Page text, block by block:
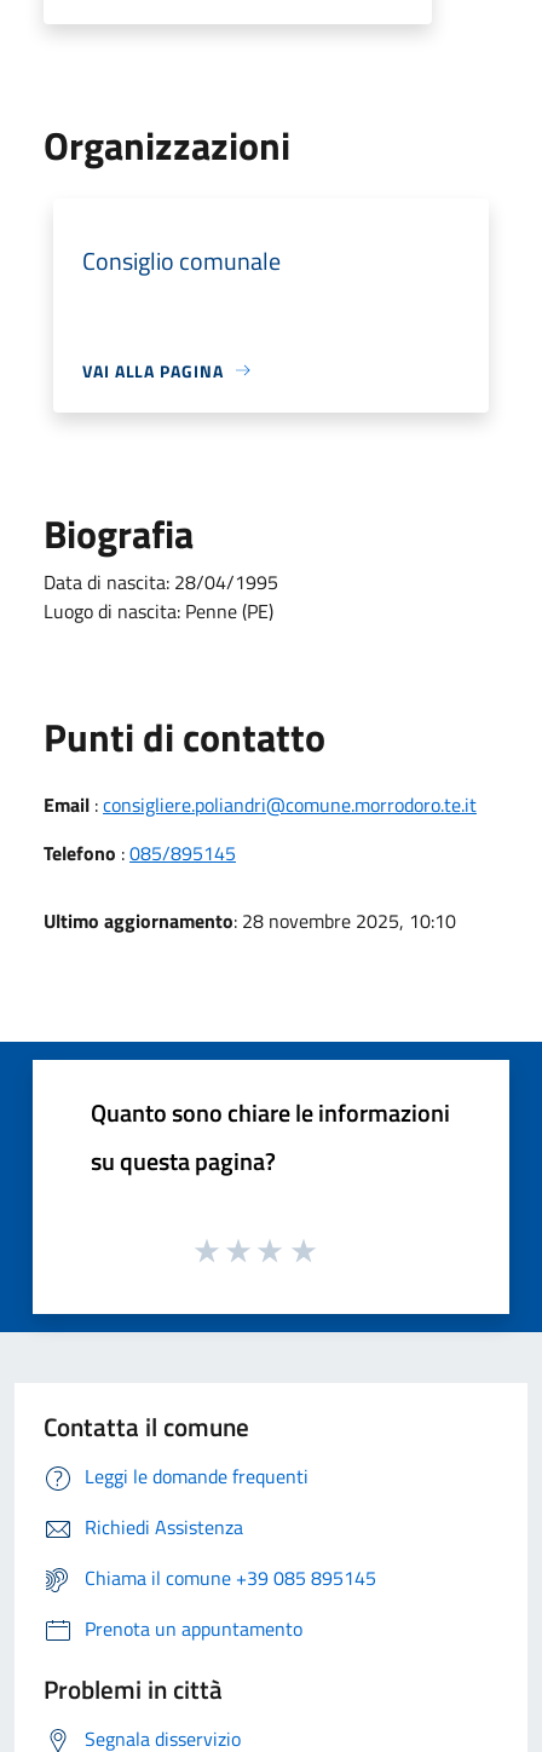
Organizzazioni
Consiglio comunale
VAI ALLA PAGINA
Biografia
Data di nascita: 28/04/1995
Luogo di nascita: Penne (PE)
Punti di contatto
Email :consigliere.poliandri@comune.morrodoro.te.it
Telefono :085/895145
Ultimo aggiornamento: 28 novembre 2025, 10:10
Quanto sono chiare le informazioni
su questa pagina?
Contatta il comune
Leggi le domande frequenti
Richiedi Assistenza
Chiama il comune +39 085 895145
Prenota un appuntamento
Problemi in città
Segnala disservizio